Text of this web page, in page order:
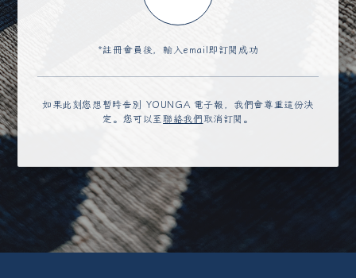
*註冊會員後，輸入email即訂閱成功
如果此刻您想暫時告別 YOUNGA 電子報，我們會尊重這份決
定。您可以至聯絡我們取消訂閱。